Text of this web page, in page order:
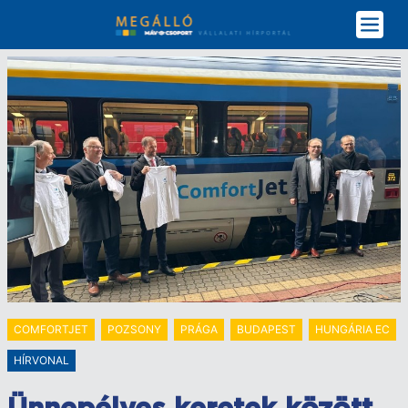
tartalomra
COMFORTJET POZSONY PRÁGA BUDAPEST HUNGÁRIA EC
HÍRVONAL